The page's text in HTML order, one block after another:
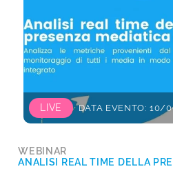
LIVE DATA EVENTO: 10/
WEBINAR
ANALISI REAL TIME DELLA